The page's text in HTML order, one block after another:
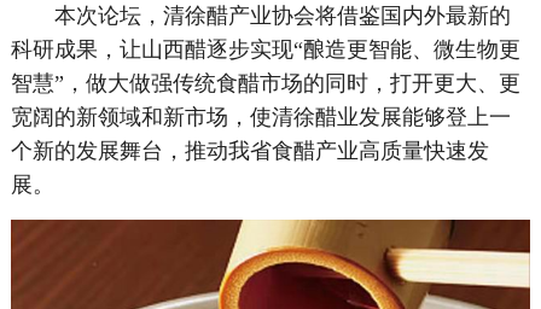
本次论坛，清徐醋产业协会将借鉴国内外最新的
科研成果，让山西醋逐步实现“酿造更智能、微生物更
智慧”，做大做强传统食醋市场的同时，打开更大、更
宽阔的新领域和新市场，使清徐醋业发展能够登上一
个新的发展舞台，推动我省食醋产业高质量快速发
展。